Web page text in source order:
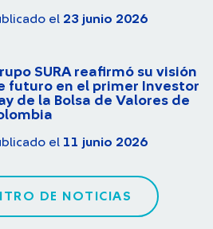
el 23 junio 2026
SURA reafirmó su visión
futuro en el primer Investor
de la Bolsa de Valores de
el 11 junio 2026
DE NOTICIAS